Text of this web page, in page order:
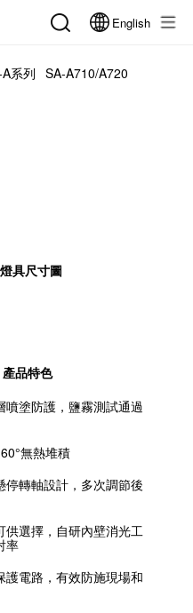
English
系列 SA-A710/A720
燈具尺寸圖
產品特色
噴塗防護，鹽霧測試通過
無熱堆積
轉軸設計，多次調節後
供選擇，自研內壁消光工
率
護電路，有效防施現場和